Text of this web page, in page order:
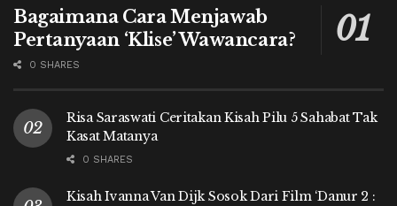
Bagaimana Cara Menjawab
Pertanyaan ‘Klise’ Wawancara?
0 SHARES
Risa Saraswati Ceritakan Kisah Pilu 5 Sahabat Tak
Kasat Matanya
0 SHARES
Kisah Ivanna Van Dijk Sosok Dari Film ‘Danur 2 :